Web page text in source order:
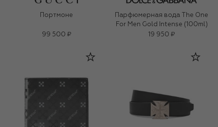
Портмоне
99 500 ₽
Парфюмерная вода The One
For Men Gold Intense (100ml)
19 950 ₽